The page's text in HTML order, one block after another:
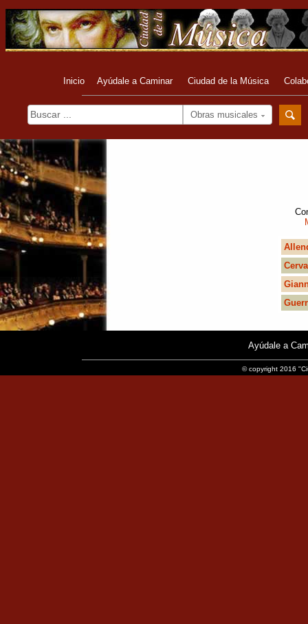
Inicio Ayúdale a Caminar Ciudad de la Música
Obras musicales
Ayúdale a
© copyright 2016